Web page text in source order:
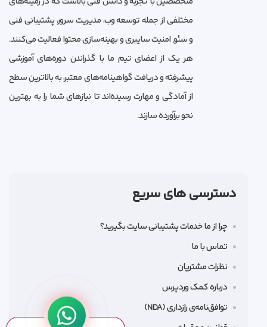
مختلفی از جمله توسعه وب، مدیریت سرور، پشتیبانی فنی
و سئو, امنیت سایبری و بهینه‌سازی محتوا فعالیت می‌کنند.
هر یک از اعضای تیم ما با گذراندن دوره‌های آموزشی
پیشرفته و دریافت گواهینامه‌های معتبر، به بالاترین سطح
از آمادگی و مهارت رسیده‌اند تا نیازهای شما را به بهترین
نحو برآورده سازند.
دسترسی های سریع
چرا از ما خدمات پشتیبانی سایت بگیرید؟
تماس با ما
نظرات مشتریان
درباره کمک وردپرس
توافق‌نامه‌ی رازداری (NDA)